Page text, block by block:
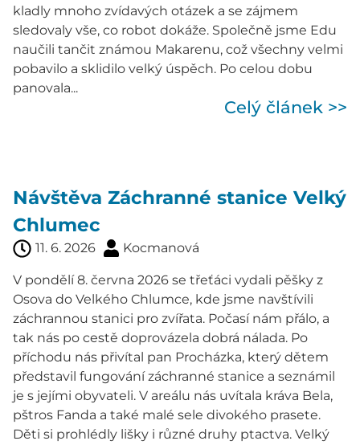
kladly mnoho zvídavých otázek a se zájmem
sledovaly vše, co robot dokáže. Společně jsme Edu
naučili tančit známou Makarenu, což všechny velmi
pobavilo a sklidilo velký úspěch. Po celou dobu
panovala...
Celý článek >>
Návštěva Záchranné stanice Velký
Chlumec
11. 6. 2026 Kocmanová
V pondělí 8. června 2026 se třeťáci vydali pěšky z
Osova do Velkého Chlumce, kde jsme navštívili
záchrannou stanici pro zvířata. Počasí nám přálo, a
tak nás po cestě doprovázela dobrá nálada. Po
příchodu nás přivítal pan Procházka, který dětem
představil fungování záchranné stanice a seznámil
je s jejími obyvateli. V areálu nás uvítala kráva Bela,
pštros Fanda a také malé sele divokého prasete.
Děti si prohlédly lišky i různé druhy ptactva. Velký